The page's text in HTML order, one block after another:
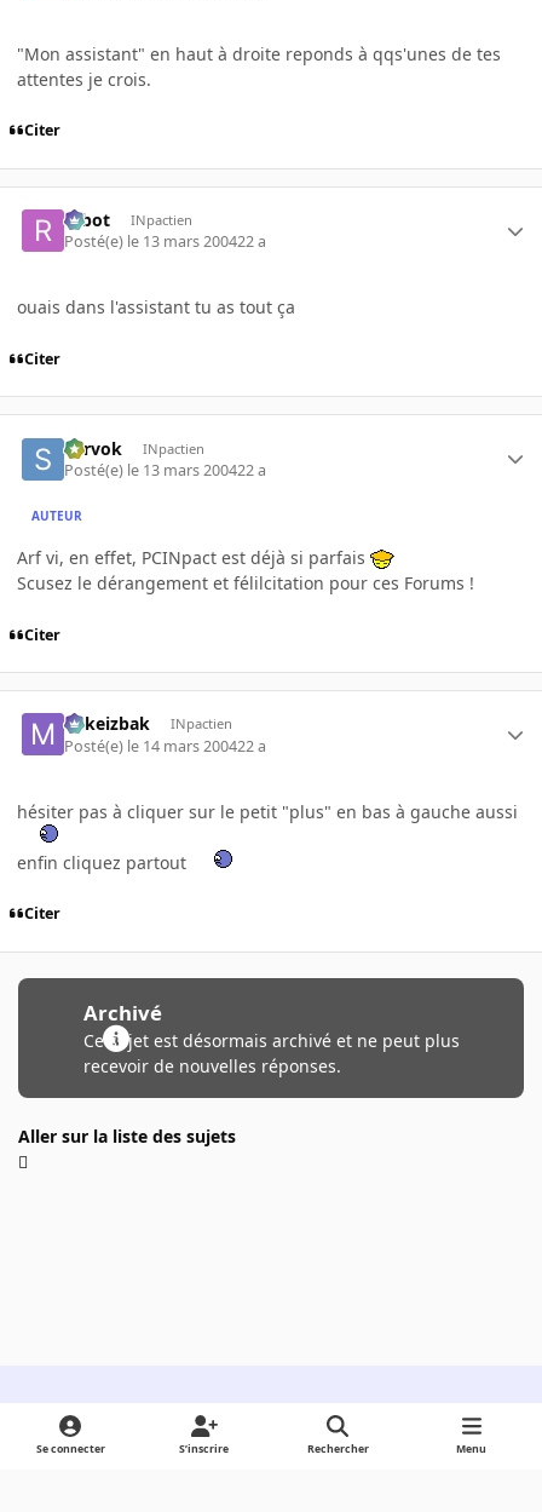
"Mon assistant" en haut à droite reponds à qqs'unes de tes
attentes je crois.
Citer
rabot INpactien
Posté(e) le 13 mars 200422 a
ouais dans l'assistant tu as tout ça
Citer
Sarvok INpactien
Posté(e) le 13 mars 200422 a
AUTEUR
Arf vi, en effet, PCINpact est déjà si parfais
Scusez le dérangement et félilcitation pour ces Forums !
Citer
Mikeizbak INpactien
Posté(e) le 14 mars 200422 a
hésiter pas à cliquer sur le petit "plus" en bas à gauche aussi
enfin cliquez partout
Citer
Archivé
Ce sujet est désormais archivé et ne peut plus
recevoir de nouvelles réponses.
Aller sur la liste des sujets
Light ModeDark ModeSystem Preference
Se connecter S’inscrire Rechercher Menu